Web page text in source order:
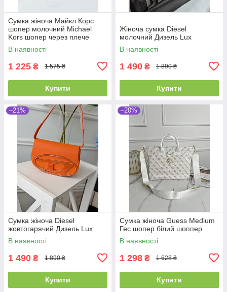
Сумка жіноча Майкл Корс
шопер молочний Michael
Kors шопер через плече
В наявності
1 225 ₴ 1 575 ₴
Купити
Жіноча сумка Diesel
молочний Дизель Lux
В наявності
1 490 ₴ 1 890 ₴
Купити
–21%
Сумка жіноча Diesel
жовтогарячий Дизель Lux
В наявності
1 490 ₴ 1 890 ₴
Купити
–20%
Сумка жіноча Guess Medium
Гес шопер білий шоппер
В наявності
1 298 ₴ 1 628 ₴
Купити